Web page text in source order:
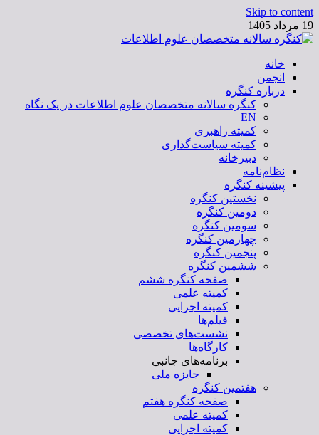
Skip to content
19 مرداد 1405
کنگره سالانه متخصصان علوم اطلاعات
خانه
انجمن
درباره کنگره
کنگره سالانه متخصصان علوم اطلاعات در یک نگاه
EN
کمیته راهبری
کمیته سیاست‌گذاری
دبیرخانه
نظام‌نامه
پیشینه کنگره
نخستین کنگره
دومین کنگره
سومین کنگره
چهارمین کنگره
پنجمین کنگره
ششمین کنگره
صفحه کنگره ششم
کمیته علمی
کمیته اجرایی
فیلم‌ها
نشست‌های تخصصی
کارگاه‌ها
برنامه‌های جانبی
جایزه ملی
هفتمین کنگره
صفحه کنگره هفتم
کمیته علمی
کمیته اجرایی